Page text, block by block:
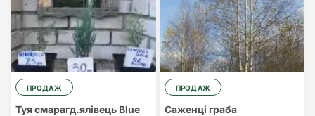
ПРОДАЖ
Туя смарагд.ялівець Blue
ПРОДАЖ
Саженці граба